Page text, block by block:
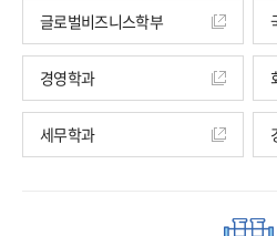
글로벌비즈니스학부
경영학과
세무학과